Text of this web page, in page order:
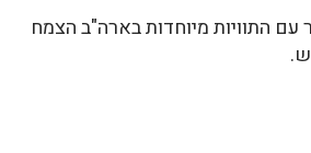
התוויות מיוחדות בארה"ב הצמח